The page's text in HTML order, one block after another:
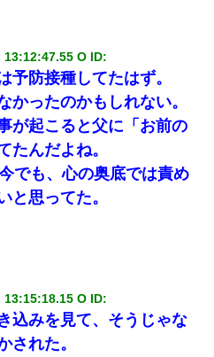
13:12:47.55 O ID:
予防接種してたはず。
かったのかもしれない。
が起こると父に「お前の
たんだよね。
でも、心の奥底では責め
と思ってた。
13:15:18.15 O ID:
込みを見て、そうじゃな
された。